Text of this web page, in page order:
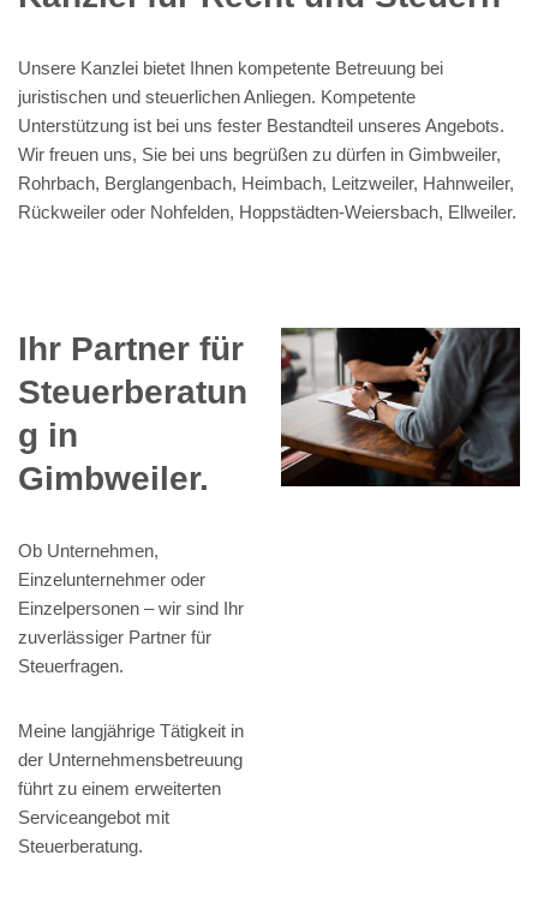
Unsere Kanzlei bietet Ihnen kompetente Betreuung bei
juristischen und steuerlichen Anliegen. Kompetente
Unterstützung ist bei uns fester Bestandteil unseres Angebots.
Wir freuen uns, Sie bei uns begrüßen zu dürfen in Gimbweiler,
Rohrbach, Berglangenbach, Heimbach, Leitzweiler, Hahnweiler,
Rückweiler oder Nohfelden, Hoppstädten-Weiersbach, Ellweiler.
Ihr Partner für
Steuerberatun
g in
Gimbweiler.
Ob Unternehmen,
Einzelunternehmer oder
Einzelpersonen – wir sind Ihr
zuverlässiger Partner für
Steuerfragen.
Meine langjährige Tätigkeit in
der Unternehmensbetreuung
führt zu einem erweiterten
Serviceangebot mit
Steuerberatung.